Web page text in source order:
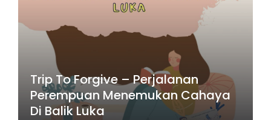
Trip To Forgive – Perjalanan
Perempuan Menemukan Cahaya
Di Balik Luka